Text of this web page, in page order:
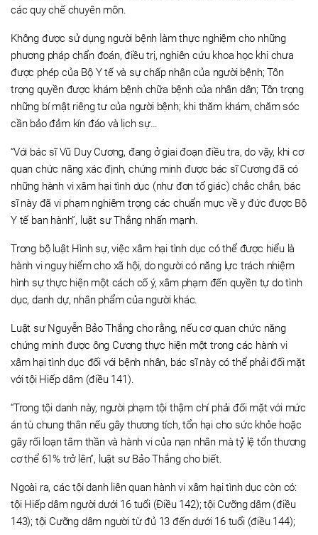
các quy chế chuyên môn.
Không được sử dụng người bệnh làm thực nghiệm cho những
phương pháp chẩn đoán, điều trị, nghiên cứu khoa học khi chưa
được phép của Bộ Y tế và sự chấp nhận của người bệnh; Tôn
trọng quyền được khám bệnh chữa bệnh của nhân dân; Tôn trọng
những bí mật riêng tư của người bệnh; khi thăm khám, chăm sóc
cần bảo đảm kín đáo và lịch sự…
“Với bác sĩ Vũ Duy Cương, đang ở giai đoạn điều tra, do vậy, khi cơ
quan chức năng xác định, chứng minh được bác sĩ Cương đã có
những hành vi xâm hại tình dục (như đơn tố giác) chắc chắn, bác
sĩ này đã vi phạm nghiêm trọng các chuẩn mực về y đức được Bộ
Y tế ban hành”, luật sư Thắng nhấn mạnh.
Trong bộ luật Hình sự, việc xâm hại tình dục có thể được hiểu là
hành vi nguy hiểm cho xã hội, do người có năng lực trách nhiệm
hình sự thực hiện một cách cố ý, xâm phạm đến quyền tự do tình
dục, danh dự, nhân phẩm của người khác.
Luật sư Nguyễn Bảo Thắng cho rằng, nếu cơ quan chức năng
chứng minh được ông Cương thực hiện một trong các hành vi
xâm hại tình dục đối với bệnh nhân, bác sĩ này có thể phải đối mặt
với tội Hiếp dâm (điều 141).
“Trong tội danh này, người phạm tội thậm chí phải đối mặt với mức
án tù chung thân nếu gây thương tích, tổn hại cho sức khỏe hoặc
gây rối loạn tâm thần và hành vi của nạn nhân mà tỷ lệ tổn thương
cơ thể 61% trở lên”, luật sư Bảo Thắng cho biết.
Ngoài ra, các tội danh liên quan hành vi xâm hại tình dục còn có:
tội Hiếp dâm người dưới 16 tuổi (Điều 142); tội Cưỡng dâm (điều
143); tội Cưỡng dâm người từ đủ 13 đến dưới 16 tuổi (điều 144);